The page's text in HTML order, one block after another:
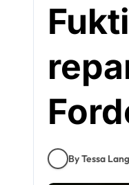
By Tessa